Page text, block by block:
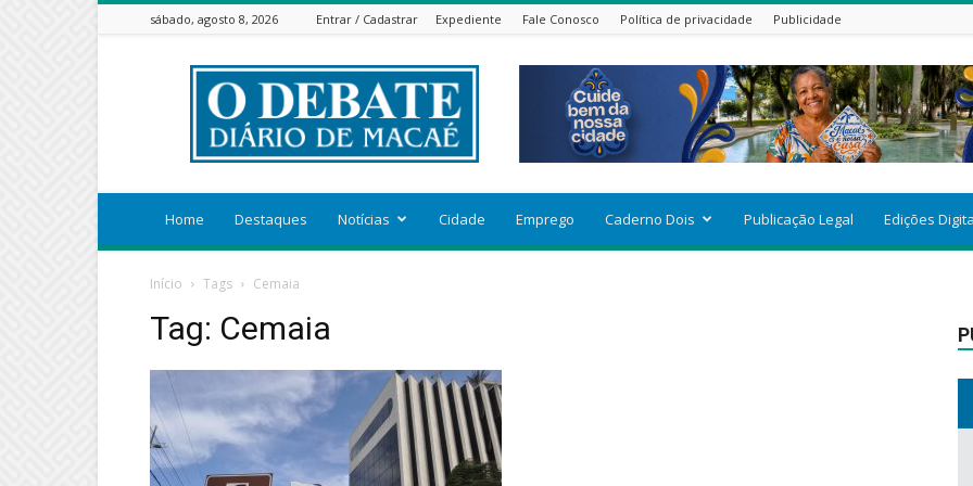
sábado, agosto 8, 2026 Entrar / Cadastrar Expediente Fale Conosco Política de privacidade Publicidade
ODEBATEON
Home Destaques Notícias Cidade Emprego Caderno Dois Publicação Legal Edições
Início Tags Cemaia
Tag: Cemaia